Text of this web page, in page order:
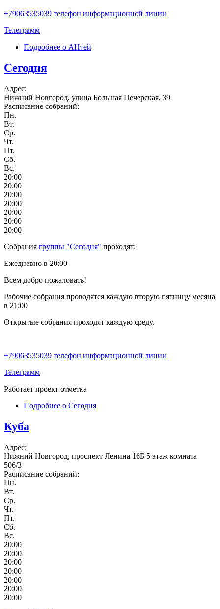
+79063535039 телефон информационной линии
Телеграмм
Подробнее о АНтей
Сегодня
Адрес:
Нижний Новгород, улица Большая Печерская, 39
Расписание собраний:
Пн.
Вт.
Ср.
Чт.
Пт.
Сб.
Вс.
20:00
20:00
20:00
20:00
20:00
20:00
20:00
Собрания группы "Сегодня" проходят:
Ежедневно в 20:00
Всем добро пожаловать!
Рабочие собрания проводятся каждую вторую пятницу месяца
в 21:00
Открытые собрания проходят каждую среду.
+79063535039 телефон информационной линии
Телеграмм
Работает проект отметка
Подробнее о Сегодня
Куба
Адрес:
Нижний Новгород, проспект Ленина 16Б 5 этаж комната
506/3
Расписание собраний:
Пн.
Вт.
Ср.
Чт.
Пт.
Сб.
Вс.
20:00
20:00
20:00
20:00
20:00
20:00
20:00